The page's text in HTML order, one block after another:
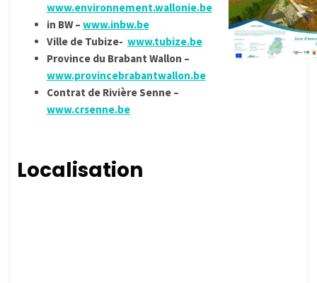
www.environnement.wallonie.be
in BW – www.inbw.be
Ville de Tubize- www.tubize.be
Province du Brabant Wallon –
www.provincebrabantwallon.be
Contrat de Rivière Senne –
www.crsenne.be
Localisation